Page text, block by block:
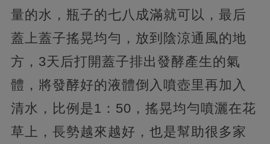
量的水，瓶子的七八成滿就可以，最后
蓋上蓋子搖晃均勻，放到陰涼通風的地
方，3天后打開蓋子排出發酵產生的氣
體，將發酵好的液體倒入噴壺里再加入
清水，比例是1：50，搖晃均勻噴灑在花
草上，長勢越來越好，也是幫助很多家